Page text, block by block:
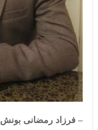
– فرزاد رمضانی بونش